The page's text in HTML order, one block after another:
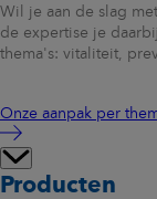
Wil je aan de slag
de expertise je
thema's: vitaliteit,
Onze aanpak per
Producten